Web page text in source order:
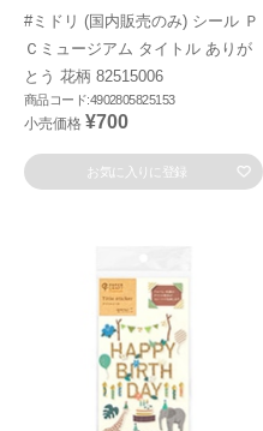
#ミドリ (国内販売のみ) シール Ｐ
Ｃミュージアム タイトル ありが
とう 花柄 82515006
商品コード:4902805825153
小売価格 ¥700
お気に入りに登録